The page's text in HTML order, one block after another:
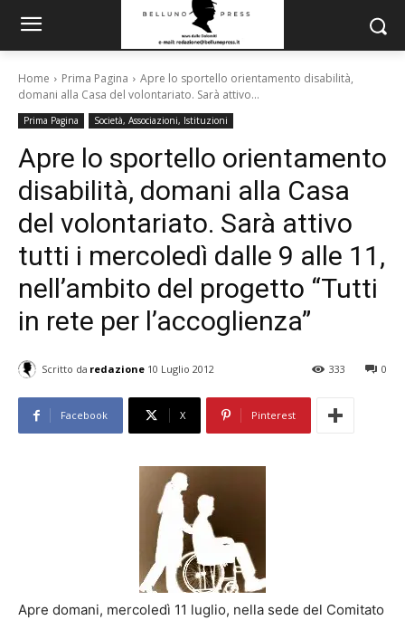
Home Prima Pagina
Apre lo sportello orientamento disabilità,
domani alla Casa del volontariato. Sarà attivo...
Prima Pagina Società, Associazioni, Istituzioni
Apre lo sportello orientamento
disabilità, domani alla Casa
del volontariato. Sarà attivo
tutti i mercoledì dalle 9 alle 11,
nell’ambito del progetto “Tutti
in rete per l’accoglienza”
Scritto da redazione 10 Luglio 2012 0
333
Facebook X Pinterest
Apre domani, mercoledì 11 luglio, nella sede del Comitato